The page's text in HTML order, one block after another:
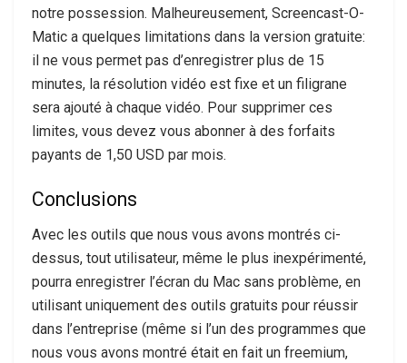
notre possession. Malheureusement, Screencast-O-
Matic a quelques limitations dans la version gratuite:
il ne vous permet pas d’enregistrer plus de 15
minutes, la résolution vidéo est fixe et un filigrane
sera ajouté à chaque vidéo. Pour supprimer ces
limites, vous devez vous abonner à des forfaits
payants de 1,50 USD par mois.
Conclusions
Avec les outils que nous vous avons montrés ci-
dessus, tout utilisateur, même le plus inexpérimenté,
pourra enregistrer l’écran du Mac sans problème, en
utilisant uniquement des outils gratuits pour réussir
dans l’entreprise (même si l’un des programmes que
nous vous avons montré était en fait un freemium,